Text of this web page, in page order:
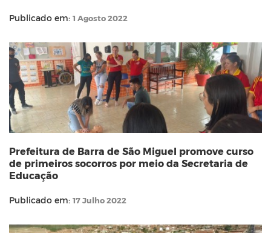
Publicado em: 1 Agosto 2022
Prefeitura de Barra de São Miguel promove curso
de primeiros socorros por meio da Secretaria de
Educação
Publicado em: 17 Julho 2022